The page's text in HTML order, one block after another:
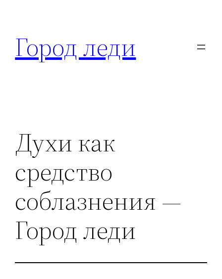
содержимому
Город леди
Духи как
средство
соблазнения —
Город леди